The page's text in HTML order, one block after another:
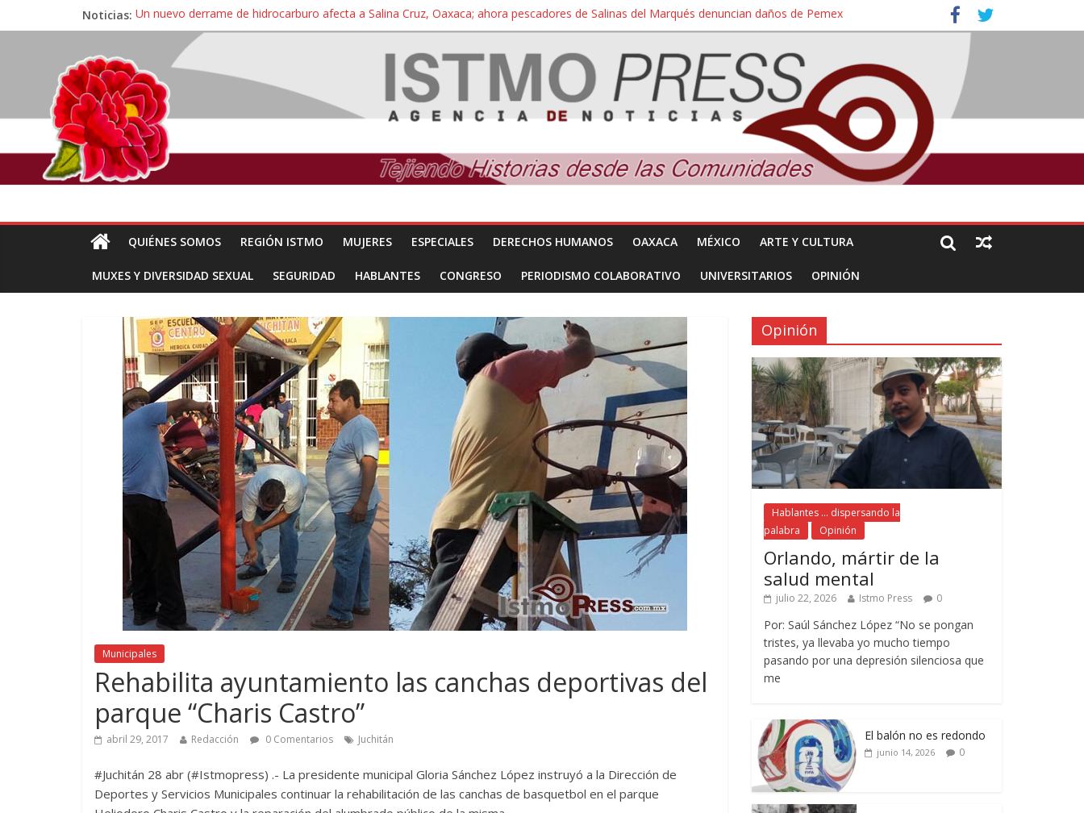
Noticias: Un nuevo derrame de hidrocarburo afecta a Salina Cruz, Oaxaca; ahora pescadores de Salinas del Marqués denuncian daños de Pemex
Ángel, el joven autista expulsado por la Universidad Bienestar de Ixtepec, Oaxaca vuelve a las aulas tras amparo
Familiares de periodista Alejandro Leyva se reúnen con titular de la SEGOB y exigen detener a los autores materiales e intelectuales de su asesinato
Alertan pescadores de Juchitán, Oaxaca de nuevo despojo de su territorio para construir un parque eólico
Pescadores y comuneros ikoots detienen la extracción ilegal de material pétreo de gravera Oyamel
QUIÉNES SOMOS REGIÓN ISTMO MUJERES ESPECIALES DERECHOS HUMANOS OAXACA MÉXICO ARTE Y CULTURA
MUXES Y DIVERSIDAD SEXUAL SEGURIDAD HABLANTES CONGRESO PERIODISMO COLABORATIVO UNIVERSITARIOS OPINIÓN
Municipales
Rehabilita ayuntamiento las canchas deportivas del
parque “Charis Castro”
abril 29, 2017 Redacción 0 Comentarios Juchitán
#Juchitán 28 abr (#Istmopress) .- La presidente municipal Gloria Sánchez López instruyó a la Dirección de
Deportes y Servicios Municipales continuar la rehabilitación de las canchas de basquetbol en el parque
Opinión
Hablantes ... dispersando la
palabra
Opinión
Orlando, mártir de la
salud mental
julio 22, 2026 Istmo Press 0
Por: Saúl Sánchez López “No se pongan
tristes, ya llevaba yo mucho tiempo
pasando por una depresión silenciosa que
me
El balón no es redondo
junio 14, 2026 0